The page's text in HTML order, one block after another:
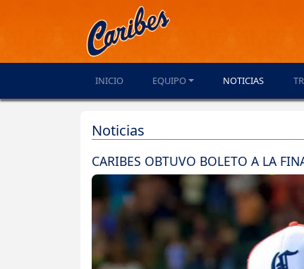
INICIO EQUIPO NOTICIAS
Noticias
CARIBES OBTUVO BOLETO A LA